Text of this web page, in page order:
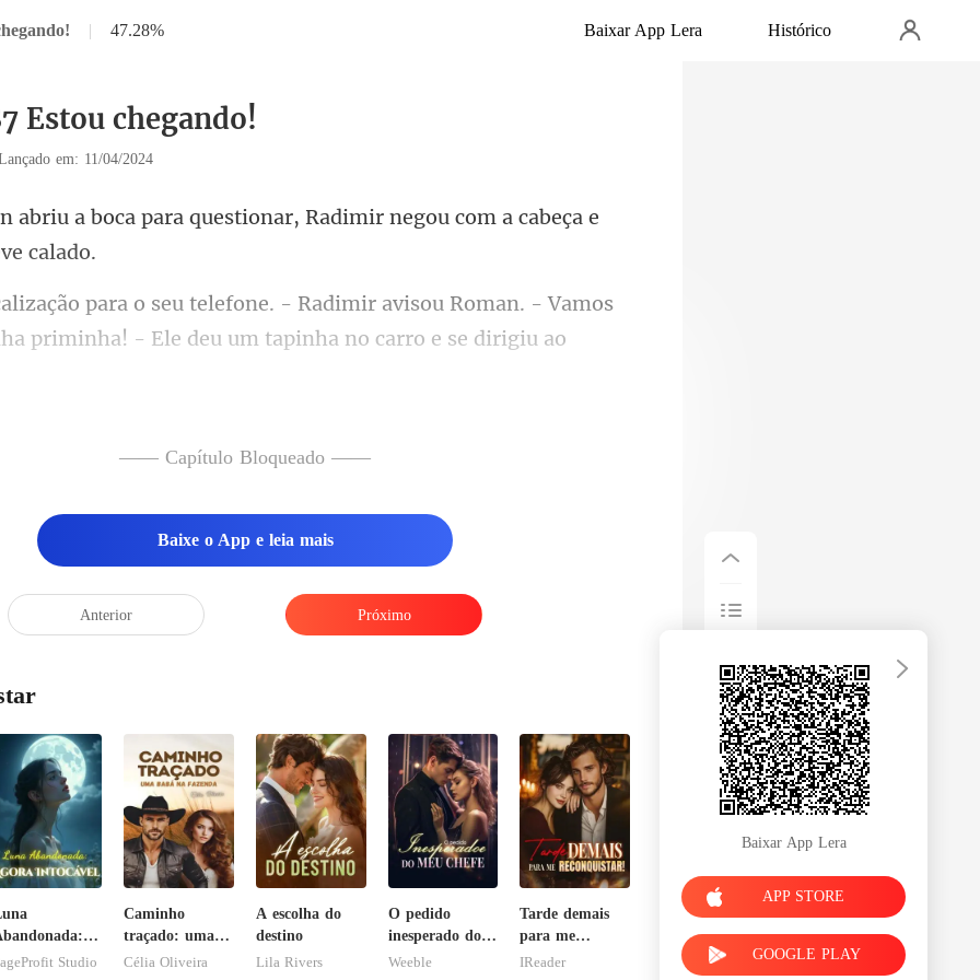
| 47.28% Baixar App Lera Histórico
Estou chegando!
em: 11/04/2024
questionar, Radimir negou com a
visou Roman. - Vamos
priminha! - Ele d
—— Capítulo Bloqueado ——
Baixe o App e leia mais
Anterior Próximo
Intocável
Studio
Caminho
traçado: uma
babá na
Célia Oliveira
A escolha do
destino
Lila Rivers
O pedido
inesperado do
meu chefe
Weeble
Tarde demais
para me
reconquistar!
IReader
Baixar App Lera
APP STORE
GOOGLE PLAY